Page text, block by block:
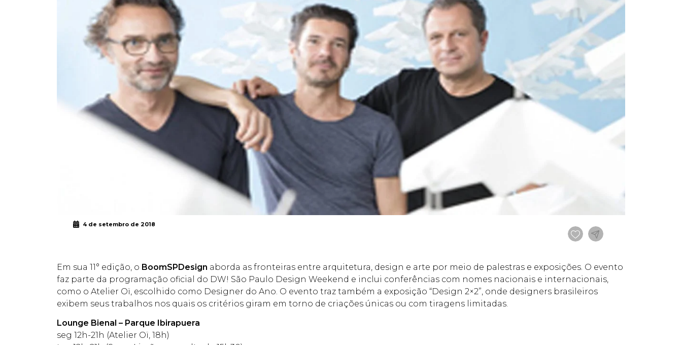
4 de setembro de 2018
Em sua 11° edição, o BoomSPDesign aborda as fronteiras entre arquitetura, design e arte por meio de palestras e exposições. O evento
faz parte da programação oficial do DW! São Paulo Design Weekend e inclui conferências com nomes nacionais e internacionais,
como o Atelier Oï, escolhido como Designer do Ano. O evento traz também a exposição “Design 2×2”, onde designers brasileiros
exibem seus trabalhos nos quais os critérios giram em torno de criações únicas ou com tiragens limitadas.
Lounge Bienal – Parque Ibirapuera
seg 12h-21h (Atelier Oï, 18h)